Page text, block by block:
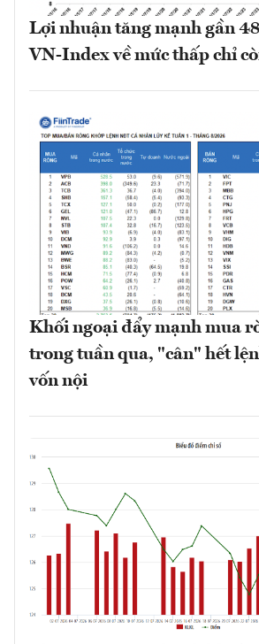
Lợi nhuận tăng mạnh gần
VN-Index về mức thấp chỉ
Khối ngoại đẩy mạnh mua
trong tuần qua, "cân" hết
vốn nội